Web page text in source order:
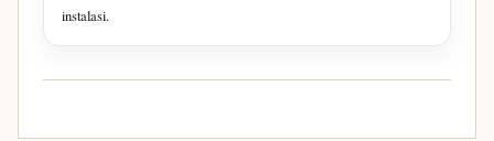
instalasi.